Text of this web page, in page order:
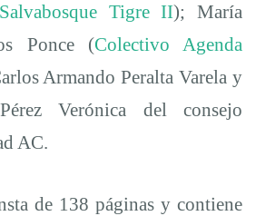
Tigre II); María
Ponce (Colectivo Agenda
Armando Peralta Varela y
Verónica del consejo
AC.
de 138 páginas y contiene